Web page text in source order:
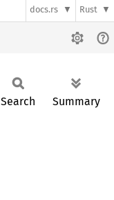
docs.rs Rust
Search Summary